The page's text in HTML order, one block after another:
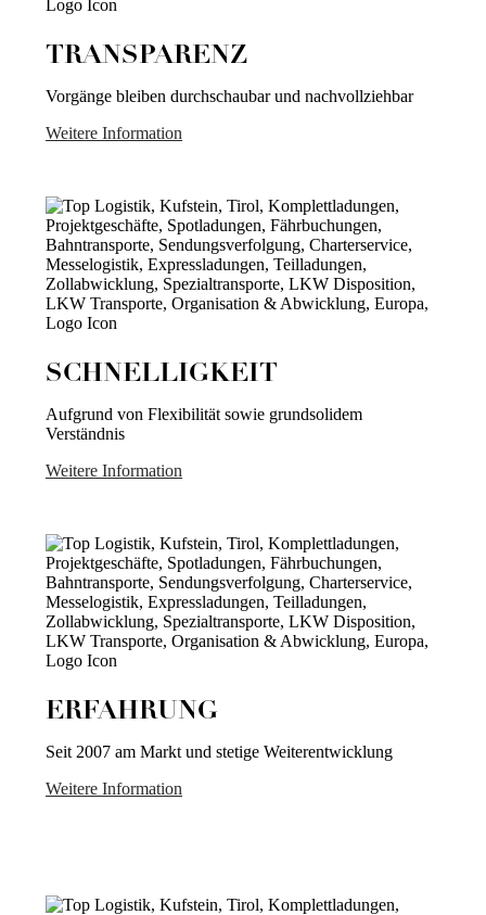
TRANSPARENZ
Vorgänge bleiben durchschaubar und nachvollziehbar
Weitere Information
SCHNELLIGKEIT
Aufgrund von Flexibilität sowie grundsolidem
Verständnis
Weitere Information
ERFAHRUNG
Seit 2007 am Markt und stetige Weiterentwicklung
Weitere Information